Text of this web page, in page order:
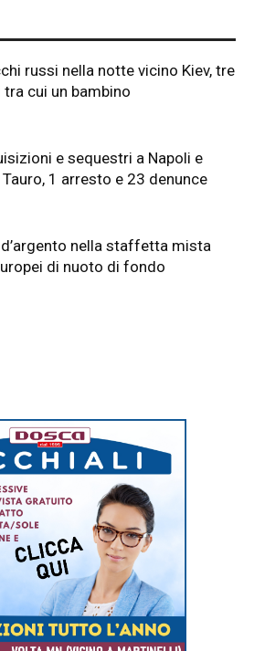
russi nella notte vicino Kiev, tre
cui un bambino
e sequestri a Napoli e
Tauro, 1 arresto e 23 denunce
nella staffetta mista
di nuoto di fondo